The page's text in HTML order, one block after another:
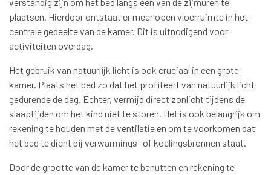
plaatsen. Hierdoor ontstaat er meer open vloerruimte in het
centrale gedeelte van de kamer. Dit is uitnodigend voor
activiteiten overdag.
Het gebruik van natuurlijk licht is ook cruciaal in een grote
kamer. Plaats het bed zo dat het profiteert van natuurlijk licht
gedurende de dag. Echter, vermijd direct zonlicht tijdens de
slaaptijden om het kind niet te storen. Het is ook belangrijk om
rekening te houden met de ventilatie en om te voorkomen dat
het bed te dicht bij verwarmings- of koelingsbronnen staat.
Door de grootte van de kamer te benutten en rekening te